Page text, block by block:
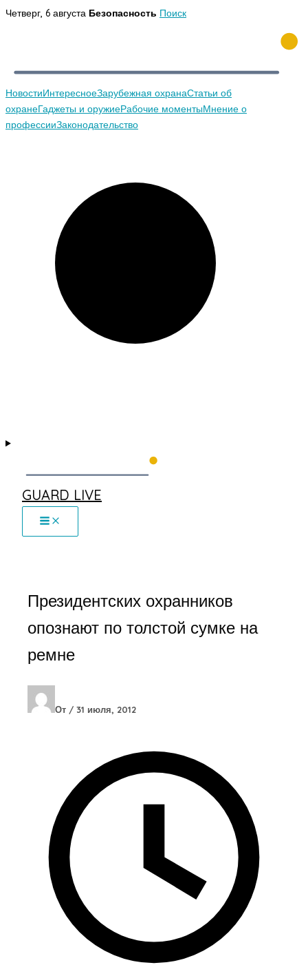
Перейти
Четверг, 6 августа Безопасность Поиск
НовостиИнтересноеЗарубежная охранаСтатьи об
охранеГаджеты и оружиеРабочие моментыМнение о
профессииЗаконодательство
GUARD LIVE
Президентских охранников
опознают по толстой сумке на
ремне
От / 31 июля, 2012